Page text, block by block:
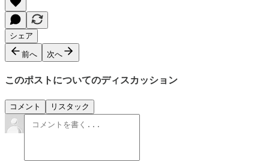
シェア
前へ 次へ
このポストについてのディスカッション
コメント リスタック